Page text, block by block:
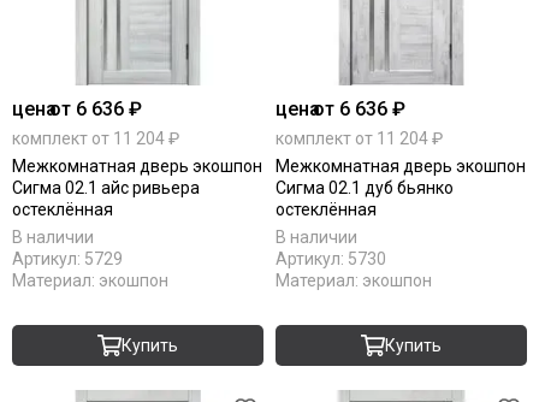
ценаот 6 636 ₽
комплект от 11 204 ₽
Межкомнатная дверь экошпон
Сигма 02.1 айс ривьера
остеклённая
В наличии
Артикул: 5729
Материал: экошпон
Купить
ценаот 6 636 ₽
комплект от 11 204 ₽
Межкомнатная дверь экошпон
Сигма 02.1 дуб бьянко
остеклённая
В наличии
Артикул: 5730
Материал: экошпон
Купить